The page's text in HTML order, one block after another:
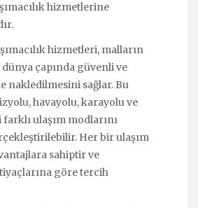
hizmetlerine
hizmetleri, malların
çapında güvenli ve
nakledilmesini sağlar. Bu
havayolu, karayolu ve
ulaşım modlarını
Her bir ulaşım
sahiptir ve
göre tercih